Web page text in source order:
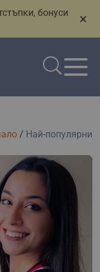
бонуси
×
/ Най-популярни